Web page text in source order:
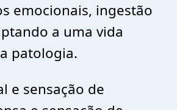
emocionais, ingestão
a uma vida
patologia.
e sensação de